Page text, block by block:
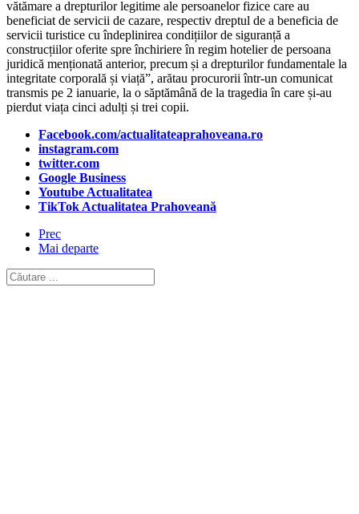
vătămare a drepturilor legitime ale persoanelor fizice care au
beneficiat de servicii de cazare, respectiv dreptul de a beneficia de
servicii turistice cu îndeplinirea condițiilor de siguranță a
construcțiilor oferite spre închiriere în regim hotelier de persoana
juridică menționată anterior, precum și a drepturilor fundamentale la
integritate corporală și viață”, arătau procurorii într-un comunicat
transmis pe 2 ianuarie, la o săptămână de la tragedia în care și-au
pierdut viața cinci adulți și trei copii.
Facebook.com/actualitateaprahoveana.ro
instagram.com
twitter.com
Google Business
Youtube Actualitatea
TikTok Actualitatea Prahoveană
Prec
Mai departe